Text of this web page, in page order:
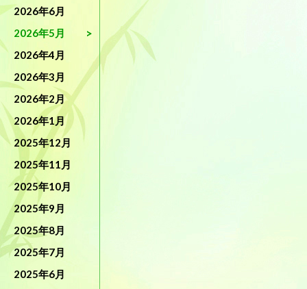
2026年6月
2026年5月
2026年4月
2026年3月
2026年2月
2026年1月
2025年12月
2025年11月
2025年10月
2025年9月
2025年8月
2025年7月
2025年6月